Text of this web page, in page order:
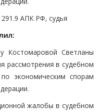
291.9 АПК РФ, судья
Костомаровой Светланы
рассмотрения в судебном
экономическим спорам
жалобы в судебном